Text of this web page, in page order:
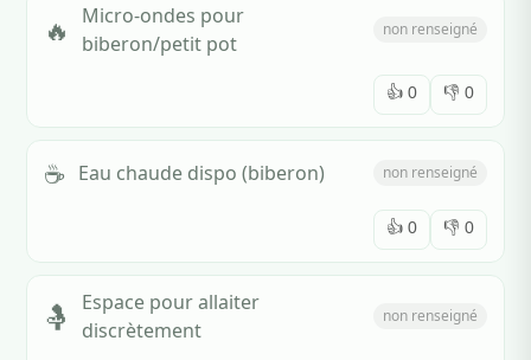
🔥
Micro-ondes pour
biberon/petit pot
non renseigné
👍 0 👎 0
☕ Eau chaude dispo (biberon) non renseigné
👍 0 👎 0
🤱
Espace pour allaiter
discrètement
non renseigné